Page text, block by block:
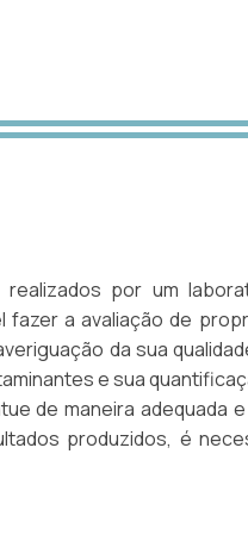
por um
fazer a avaliação de
da sua
e sua
de maneira adequada
produzidos, é